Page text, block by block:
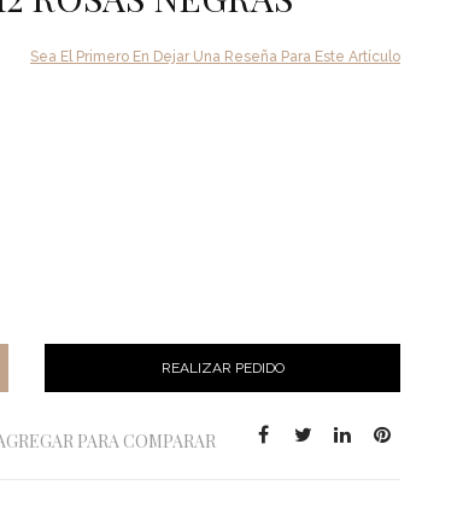
Sea El Primero En Dejar Una Reseña Para Este Artículo
REALIZAR PEDIDO
PARA COMPARAR